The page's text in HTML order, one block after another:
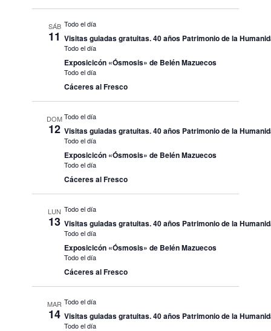
SÁB
11
Todo el día
Visitas guiadas gratuitas. 40 años Patrimonio de la
Todo el día
Exposicicón «Ósmosis» de Belén Mazuecos
Todo el día
Cáceres al Fresco
DOM
12
Todo el día
Visitas guiadas gratuitas. 40 años Patrimonio de la
Todo el día
Exposicicón «Ósmosis» de Belén Mazuecos
Todo el día
Cáceres al Fresco
LUN
13
Todo el día
Visitas guiadas gratuitas. 40 años Patrimonio de la
Todo el día
Exposicicón «Ósmosis» de Belén Mazuecos
Todo el día
Cáceres al Fresco
MAR
14
Todo el día
Visitas guiadas gratuitas. 40 años Patrimonio de la
Todo el día